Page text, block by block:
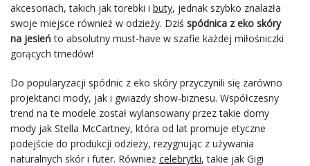
akcesoriach, takich jak torebki i buty, jednak szybko znalazła
swoje miejsce również w odzieży. Dziś spódnica z eko skóry
na jesień to absolutny must-have w szafie każdej miłośniczki
gorących trnedów!
Do popularyzacji spódnic z eko skóry przyczynili się zarówno
projektanci mody, jak i gwiazdy show-biznesu. Współczesny
trend na te modele został wylansowany przez takie domy
mody jak Stella McCartney, która od lat promuje etyczne
podejście do produkcji odzieży, rezygnując z używania
naturalnych skór i futer. Również celebrytki, takie jak Gigi